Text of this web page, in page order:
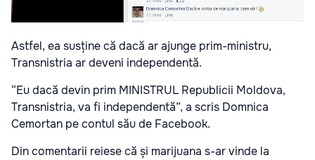
Astfel, ea susține că dacă ar ajunge prim-ministru,
Transnistria ar deveni independentă.
“Eu dacă devin prim MINISTRUL Republicii Moldova,
Transnistria, va fi independentă”, a scris Domnica
Cemortan pe contul său de Facebook.
Din comentarii reiese că și marijuana s-ar vinde la